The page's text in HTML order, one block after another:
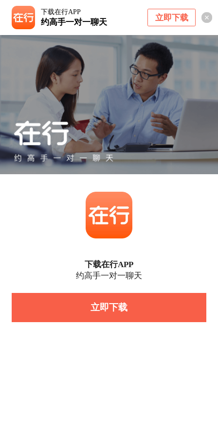
下载在行APP
约高手一对一聊天 立即下载
下载在行APP
约高手一对一聊天
立即下载